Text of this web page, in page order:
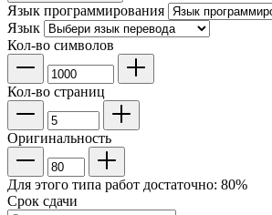
Язык программирования
Язык
Кол-во символов
Кол-во страниц
Оригинальность
Для этого типа работ достаточно: 80%
Срок сдачи